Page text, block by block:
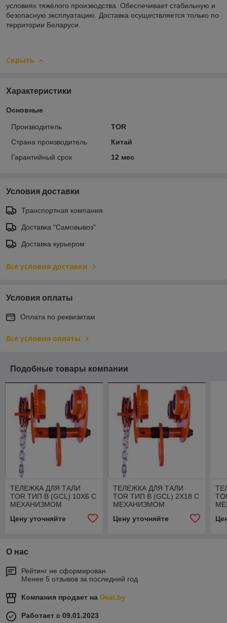
условиях тяжёлого производства. Обеспечивает стабильную и
безопасную эксплуатацию. Доставка осуществляется только по
территории Беларуси.
Скрыть
Характеристики
Основные
Производитель
TOR
Страна производитель
Китай
Гарантийный срок
12 мес
Условия доставки
Транспортная компания
Доставка "Самовывоз"
Доставка курьером
Все условия доставки
Условия оплаты
Оплата по реквизитам
Все условия оплаты
Подобные товары компании
ТЕЛЕЖКА ДЛЯ ТАЛИ
TOR ТИП В (GCL) 10Х6 С
МЕХАНИЗМОМ
Цену уточняйте
ТЕЛЕЖКА ДЛЯ ТАЛИ
TOR ТИП В (GCL) 2Х18 С
МЕХАНИЗМОМ
Цену уточняйте
О нас
Рейтинг не сформирован
Менее 5 отзывов за последний год
Компания продает на Deal.by
Работает с 09.01.2023